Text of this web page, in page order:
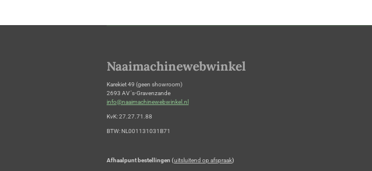
Naaimachinewebwinkel
Karekiet 49 (geen showroom)
2693 AV 's-Gravenzande
info@naaimachinewebwinkel.nl
KvK: 27.27.71.88
BTW: NL001131031B71
Afhaalpunt bestellingen (uitsluitend op afspraak)